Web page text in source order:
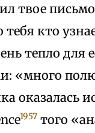
твое письмо
кто
тепло для
«много
оказалась
1957того